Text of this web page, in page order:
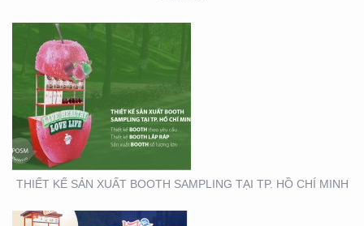
THIẾT KẾ SẢN XUẤT BOOTH SAMPLING TẠI TP. HỒ CHÍ MINH
THIẾT KẾ THI CÔNG XE
BÁN HÀNG LƯU ĐỘNG